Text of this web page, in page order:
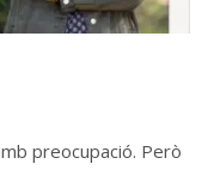
preocupació. Però